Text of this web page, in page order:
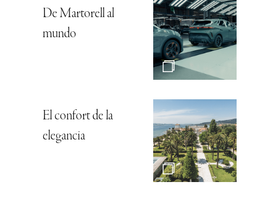
De Martorell al
mundo
El confort de la
elegancia